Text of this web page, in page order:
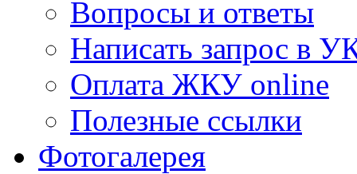
Вопросы и ответы
Написать запрос в
Оплата ЖКУ online
Полезные ссылки
Фотогалерея